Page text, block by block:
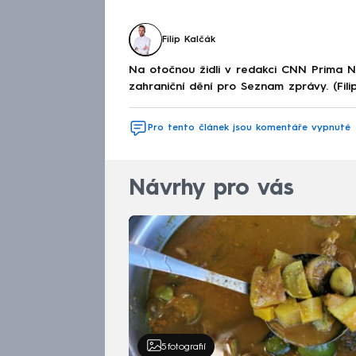
Filip Kalčák
Na otočnou židli v redakci CNN Prima
zahraniční dění pro Seznam zprávy.
Pro tento článek jsou komentáře vypnuté
Návrhy pro vás
5 fotografií